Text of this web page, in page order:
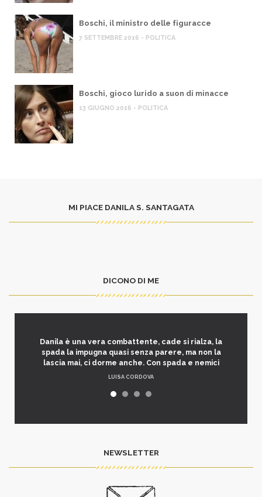
Boschi, il ministro delle figuracce
7 SETTEMBRE 2016 - POLITICA
Boschi, gioco lurido a suon di minacce
13 GIUGNO 2016 - POLITICA
MI PIACE DANILA S. SANTAGATA
DICONO DI ME
Danila è una vera combattente, cade si rialza, la
spada la impugna quasi senza parere, ma non la
lascia mai, ci dorme anche. Con spada e nemici
LUISA CORDOVA
NEWSLETTER